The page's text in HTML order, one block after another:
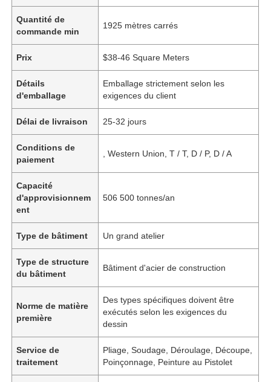
Quantité de
commande min
1925 mètres carrés
Prix $38-46 Square Meters
Détails
d'emballage
Emballage strictement selon les
exigences du client
Délai de livraison 25-32 jours
Conditions de
paiement
, Western Union, T / T, D / P, D / A
Capacité
d'approvisionnem
ent
506 500 tonnes/an
Type de bâtiment Un grand atelier
Type de structure
du bâtiment
Bâtiment d'acier de construction
Norme de matière
première
Des types spécifiques doivent être
exécutés selon les exigences du
dessin
Service de
traitement
Pliage, Soudage, Déroulage, Découpe,
Poinçonnage, Peinture au Pistolet